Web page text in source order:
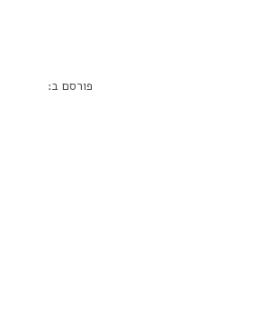
פורסם ב: